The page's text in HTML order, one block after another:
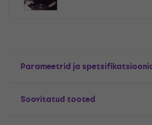
Parameetrid ja
Soovitatud tooted